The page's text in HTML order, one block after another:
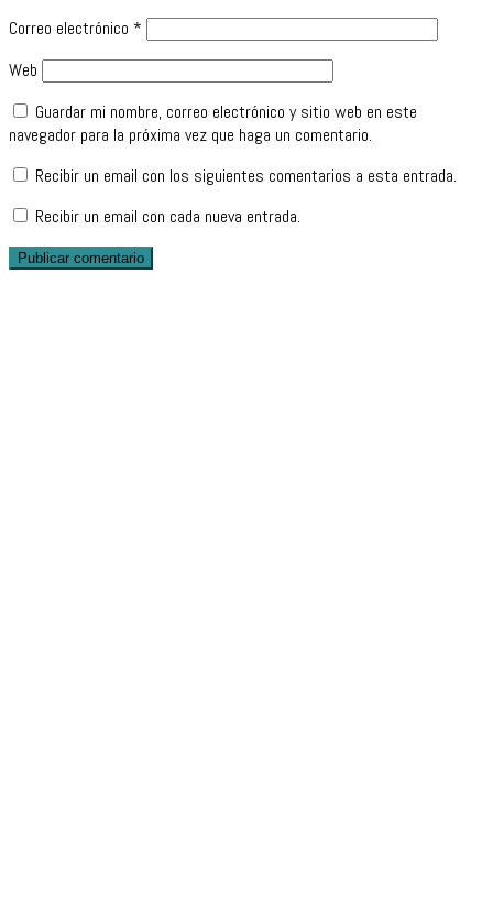
Correo electrónico *
Web
Guardar mi nombre, correo electrónico y sitio web en este
navegador para la próxima vez que haga un comentario.
Recibir un email con los siguientes comentarios a esta entrada.
Recibir un email con cada nueva entrada.